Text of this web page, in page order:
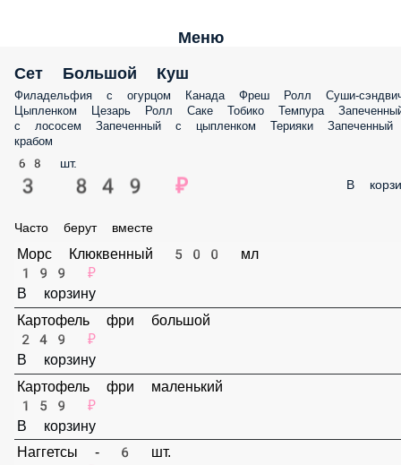
Меню
Сет Большой Куш
Филадельфия с огурцом Канада Фреш Ролл Суши-сэндвич
Цезарь Ролл Саке Тобико Темпура Запеченный с лососем
с цыпленком Терияки Запеченный с крабом
68 шт.
3 849 ₽
Морс Клюквенный 500 мл
199 ₽
В корзину
Картофель фри большой
249 ₽
В корзину
Картофель фри маленький
159 ₽
В корзину